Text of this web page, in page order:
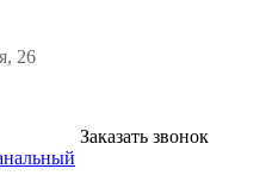
26
Заказать звонок